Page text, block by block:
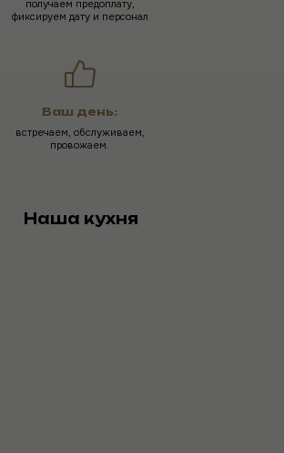
Ваш день:
встречаем, обслуживаем,
провожаем.
получаем предоплату,
фиксируем дату и персонал
Наша кухня